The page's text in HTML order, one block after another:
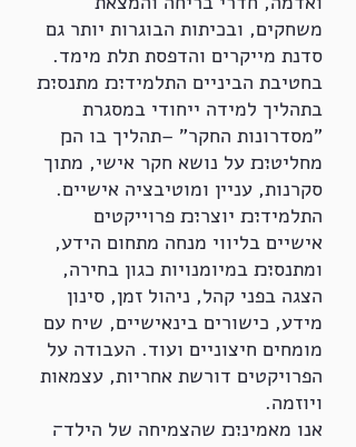
משחקים, ובכיתות הבוגרות יותר גם
סדנת מייקרים והדפסת תלת מימד.
בחטיבת הביניים התלמיד׊׉ מתנס׊׉
בתהליך למידה ייחודי במסגרת
"מסדרונות החקר" –תהליך בו ה׋
מחליט׊׉ על נושא חקר אישי, מתוך
סקרנות, עניין ומוטיבציה אישיים.
התלמיד׊׉ יוצר׊׉ פרוייקטים
אישיים בליווי מנחה מתחום הידע,
ומתנס׊׉ במיומנויות כגון בחירה,
הצגה בפני קהל, ניהול זמן, סינון
מידע, כישורים בינאישיים, שיח עם
מומחים חיצוניים ועוד. העבודה על
הפרויקטים דורשת אחריות, עצמאות
ויוזמה.
אנו מאמינ׊׉ שהצמיחה של הילד׌